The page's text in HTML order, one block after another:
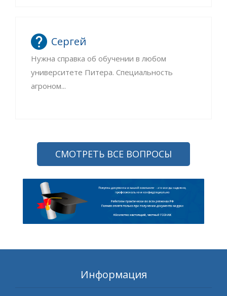
Сергей
Нужна справка об обучении в любом
университете Питера. Специальность
агроном...
СМОТРЕТЬ ВСЕ ВОПРОСЫ
Информация